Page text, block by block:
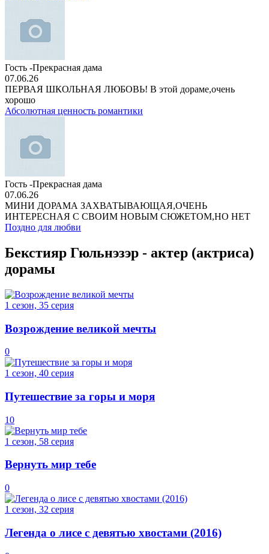
Гость -Прекрасная дама
07.06.26
ПЕРВАЯ ШКОЛЬНАЯ ЛЮБОВЬ! В этой дораме,очень
хорошо
Абсолютная ценность романтики
Гость -Прекрасная дама
07.06.26
МИНИ ДОРАМА ЗАХВАТЫВАЮЩАЯ,ОЧЕНЬ
ИНТЕРЕСНАЯ С СВОИМ НОВЫМ СЮЖЕТОМ,НО НЕТ
Поздно для любви
Бекстияр Гюльнэзэр - актер (актриса)
дорамы
1 сезон, 35 серия
Возрождение великой мечты
0
1 сезон, 40 серия
Путешествие за горы и моря
10
1 сезон, 58 серия
Вернуть мир тебе
0
1 сезон, 32 серия
Легенда о лисе с девятью хвостами (2016)